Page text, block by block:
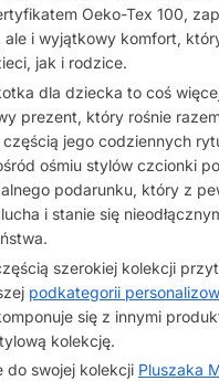
Oeko-Tex 100,
i wyjątkowy komfort,
jak i rodzice.
dla dziecka to coś
prezent, który rośnie
jego codziennych
ośmiu stylów czcionki
podarunku, który z
i stanie się
szerokiej kolekcji
podkategorii
się z innymi
kolekcję.
do swojej kolekcji Pluszaka